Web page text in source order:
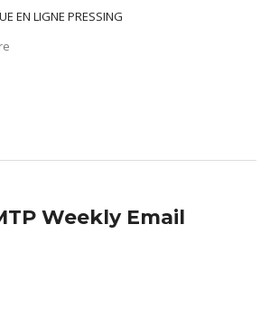
EN LIGNE PRESSING
Weekly Email